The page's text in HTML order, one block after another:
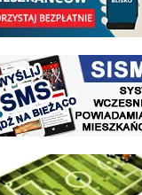
strony systemu wczesnego
do opisu projektu Wielickie Orliki